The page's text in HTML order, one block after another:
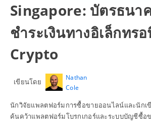
Singapore: บัตรธนา
ชำระเงินทางอิเล็กทร
Crypto
เขียนโดย
Nathan
Cole
นักวิจัยแพลตฟอร์มการซื้อขายออนไลน์และนักเ
ค้นคว้าแพลตฟอร์มโบรกเกอร์และระบบบัญชีซื้อ